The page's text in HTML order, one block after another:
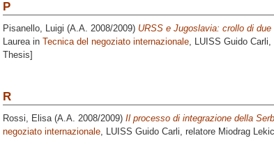
P
Pisanello, Luigi (A.A. 2008/2009) URSS e Jugoslavia: crollo di
Laurea in Tecnica del negoziato internazionale , LUISS Guido
Thesis]
R
Rossi, Elisa (A.A. 2008/2009) Il processo di integrazione della
negoziato internazionale , LUISS Guido Carli, relatore Miodrag Lekic